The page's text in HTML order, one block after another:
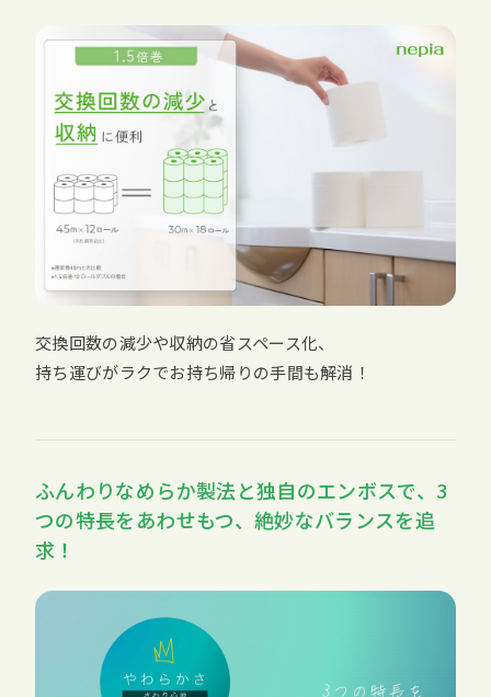
交換回数の減少や収納の省スペース化、
持ち運びがラクでお持ち帰りの手間も解消！
ふんわりなめらか製法と独自のエンボスで、3
つの特長をあわせもつ、絶妙なバランスを追
求！